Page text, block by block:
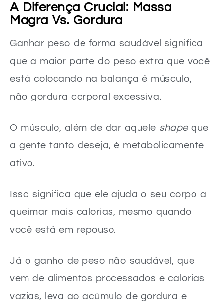
A Diferença Crucial: Massa
Magra Vs. Gordura
Ganhar peso de forma saudável significa
que a maior parte do peso extra que você
está colocando na balança é músculo,
não gordura corporal excessiva.
O músculo, além de dar aquele shapeque
a gente tanto deseja, é metabolicamente
ativo.
Isso significa que ele ajuda o seu corpo a
queimar mais calorias, mesmo quando
você está em repouso.
Já o ganho de peso não saudável, que
vem de alimentos processados e calorias
vazias, leva ao acúmulo de gordura e